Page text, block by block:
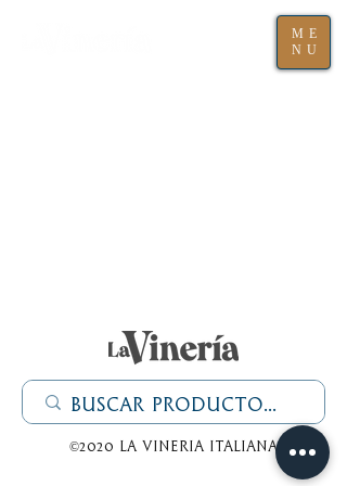
ME
NU
©2020 La Vineria italiana